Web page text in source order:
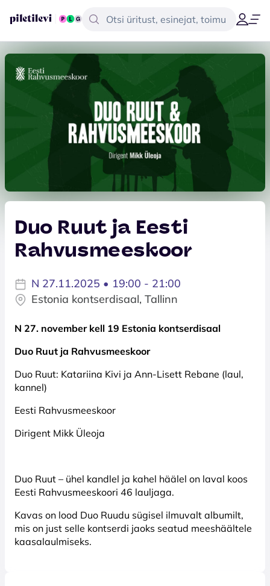
Duo Ruut ja Eesti
Rahvusmeeskoor
N 27.11.2025 • 19:00 - 21:00
Estonia kontserdisaal, Tallinn
N 27. november kell 19 Estonia kontserdisaal
Duo Ruut ja Rahvusmeeskoor
Duo Ruut: Katariina Kivi ja Ann-Lisett Rebane (laul,
kannel)
Eesti Rahvusmeeskoor
Dirigent Mikk Üleoja
Duo Ruut – ühel kandlel ja kahel häälel on laval koos
Eesti Rahvusmeeskoori 46 lauljaga.
Kavas on lood Duo Ruudu sügisel ilmuvalt albumilt,
mis on just selle kontserdi jaoks seatud meeshäältele
kaasalaulmiseks.